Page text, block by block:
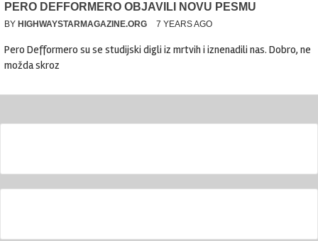
PERO DEFFORMERO OBJAVILI NOVU PESMU
BY HIGHWAYSTARMAGAZINE.ORG 7 YEARS AGO
Pero Defformero su se studijski digli iz mrtvih i iznenadili nas. Dobro, ne
možda skroz